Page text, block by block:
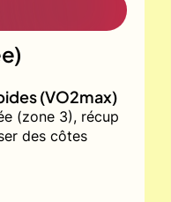
(VO2max)
(zone 3), récup
des côtes